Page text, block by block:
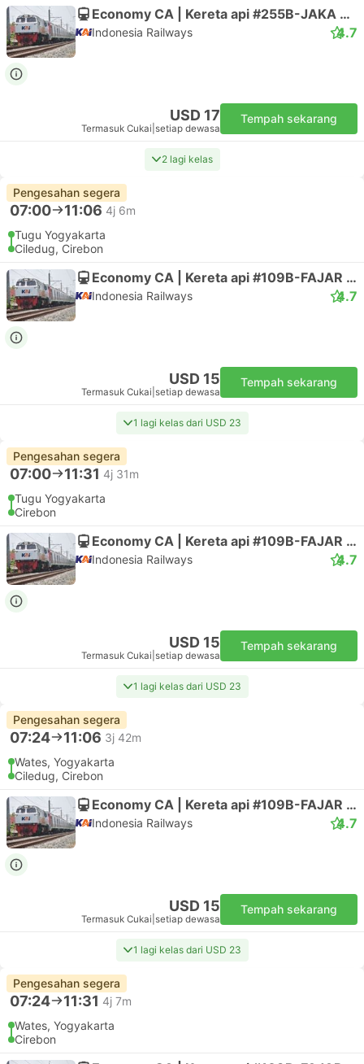
Economy CA | Kereta api #255B-JAKA TINGKIR
Indonesia Railways 4.7
USD 17
Termasuk Cukai setiap dewasa
Tempah sekarang
2 lagi kelas
Pengesahan segera
07:00 11:06 4j 6m
Tugu Yogyakarta
Ciledug, Cirebon
Economy CA | Kereta api #109B-FAJAR UTAMA YK
Indonesia Railways 4.7
USD 15
Termasuk Cukai setiap dewasa
Tempah sekarang
1 lagi kelas dari USD 23
Pengesahan segera
07:00 11:31 4j 31m
Tugu Yogyakarta
Cirebon
Economy CA | Kereta api #109B-FAJAR UTAMA YK
Indonesia Railways 4.7
USD 15
Termasuk Cukai setiap dewasa
Tempah sekarang
1 lagi kelas dari USD 23
Pengesahan segera
07:24 11:06 3j 42m
Wates, Yogyakarta
Ciledug, Cirebon
Economy CA | Kereta api #109B-FAJAR UTAMA YK
Indonesia Railways 4.7
USD 15
Termasuk Cukai setiap dewasa
Tempah sekarang
1 lagi kelas dari USD 23
Pengesahan segera
07:24 11:31 4j 7m
Wates, Yogyakarta
Cirebon